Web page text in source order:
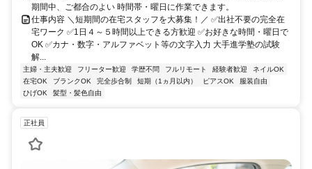
期間中、ご都合のよい 時間帯・曜日に作業できます。
仕事内容 ＼短期間の在宅スタッフを大募集！／ ✅出社不要の完全在
宅ワーク ✅1日４～５時間以上できる方歓迎 ✅お好きな時間・曜日で
OK ✅カナ・数字・アルファベット等の文字入力 大手進学塾の試験
解...
主婦・主夫歓迎 フリーター歓迎 学歴不問 フルリモート 経験者歓迎
ネイルOK
在宅OK
ブランクOK 完全歩合制 短期（1ヵ月以内） ピアスOK
服装自由
ひげOK
髪型・髪色自由
正社員